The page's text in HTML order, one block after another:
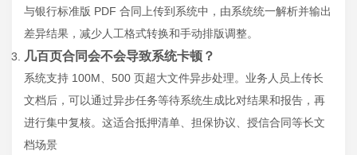
与银行标准版 PDF 合同上传到系统中，由系统统一解析并输出
差异结果，减少人工格式转换和手动排版调整。
几百页合同会不会导致系统卡顿？
系统支持 100M、500 页超大文件异步处理。业务人员上传长
文档后，可以通过异步任务等待系统生成比对结果和报告，再
进行集中复核。这适合抵押清单、担保协议、授信合同等长文
档场景